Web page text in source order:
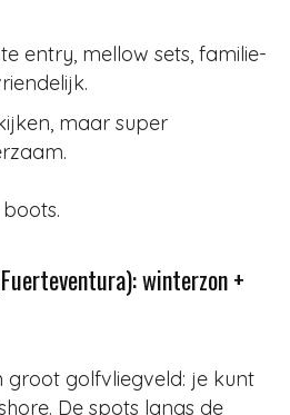
entry, mellow sets, familie-
maar super
winterzon +
groot golfvliegveld: je kunt
De spots langs de